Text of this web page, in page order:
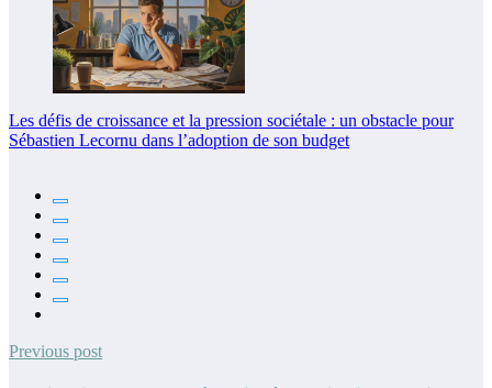
Les défis de croissance et la pression sociétale : un obstacle pour
Sébastien Lecornu dans l’adoption de son budget
Previous post